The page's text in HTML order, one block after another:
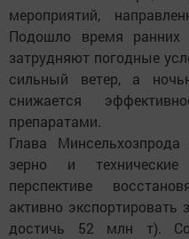
мероприятий,
Подошло время ранних
затрудняют погодные
сильный ветер, а
снижается
препаратами.
Глава
зерно и
перспективе
активно
достичь 52 млн т).